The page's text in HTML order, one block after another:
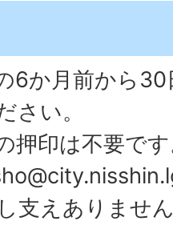
6か月前から
さい。
押印は不要で
支えありませ